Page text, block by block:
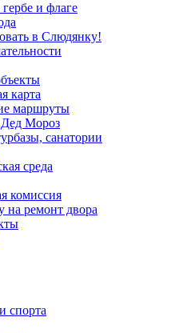
и флаге
в Слюдянку!
карта
маршруты
Дед Мороз
санатории
среда
комиссия
на ремонт двора
спорта